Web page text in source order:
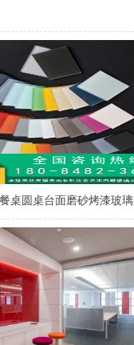
桌圆桌台面磨砂烤漆玻璃